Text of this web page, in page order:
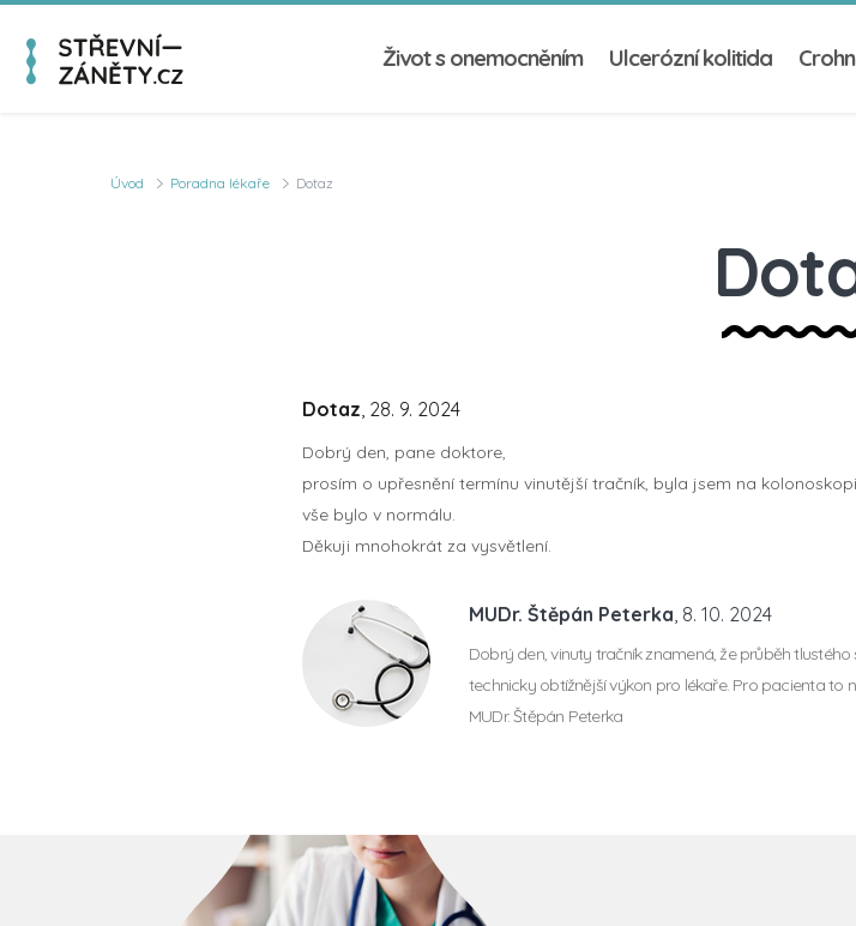
Život s onemocněním Ulcerózní kolitida
Úvod Poradna lékaře Dotaz
Dotaz, 28. 9. 2024
Dobrý den, pane doktore,
prosím o upřesnění termínu vinutější tračník, byla jsem na
vše bylo v normálu.
Děkuji mnohokrát za vysvětlení.
MUDr. Štěpán Peterka , 8. 10. 2024
Dobrý den, vinuty tračník znamená, že průběh
technicky obtížnější výkon pro lékaře. Pro pacienta to
MUDr. Štěpán Peterka